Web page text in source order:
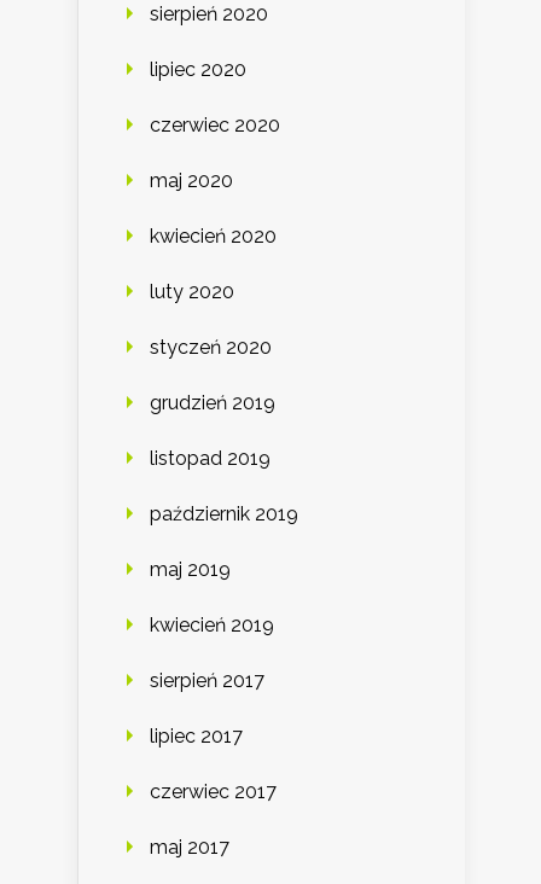
sierpień 2020
lipiec 2020
czerwiec 2020
maj 2020
kwiecień 2020
luty 2020
styczeń 2020
grudzień 2019
listopad 2019
październik 2019
maj 2019
kwiecień 2019
sierpień 2017
lipiec 2017
czerwiec 2017
maj 2017